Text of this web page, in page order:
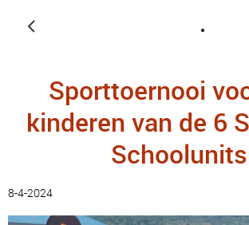
Sporttoernooi
kinderen van de 6
Schoolunits
8-4-2024